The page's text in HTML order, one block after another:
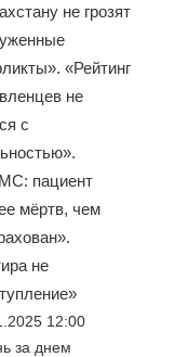
не грозят
«Рейтинг
не
с
пациент
мёртв, чем
не
12:00
за днем